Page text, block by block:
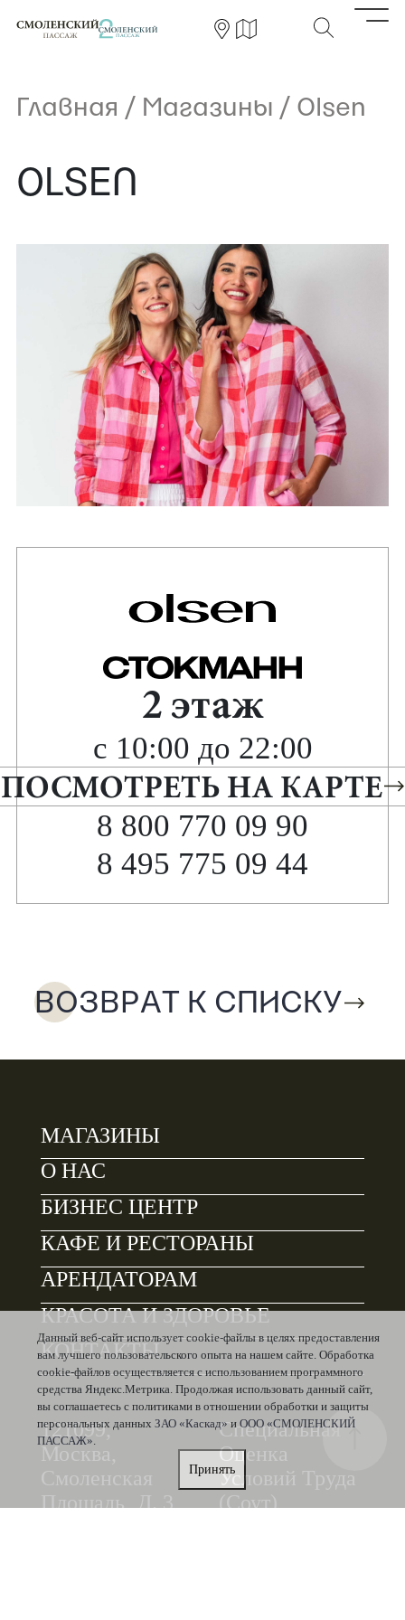
Главная / Магазины / Olsen
OLSEN
2 этаж
с 10:00 до 22:00
ПОСМОТРЕТЬ НА КАРТЕ
8 800 770 09 90
8 495 775 09 44
ВОЗВРАТ К СПИСКУ
МАГАЗИНЫ
О НАС
БИЗНЕС ЦЕНТР
КАФЕ И РЕСТОРАНЫ
АРЕНДАТОРАМ
КРАСОТА И ЗДОРОВЬЕ
КОНТАКТЫ
121099,
Площадь‚ Д. 3
Специальная
Оценка
Условий Труда
(Соут)
Данный веб-сайт использует cookie-файлы в целях предоставления
вам лучшего пользовательского опыта на нашем сайте. Обработка
cookie-файлов осуществляется с использованием программного
средства Яндекс.Метрика. Продолжая использовать данный сайт,
вы соглашаетесь с политиками в отношении обработки и защиты
персональных данныхЗАО «Каскад» иООО «СМОЛЕНСКИЙ
ПАССАЖ».
Принять